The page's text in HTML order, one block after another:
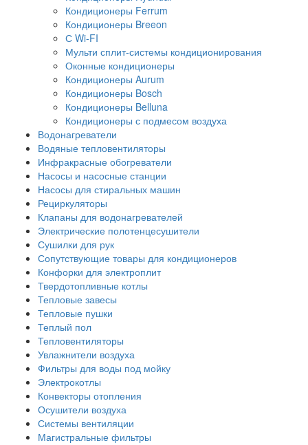
Кондиционеры Ferrum
Кондиционеры Breeon
С Wi-FI
Мульти сплит-системы кондиционирования
Оконные кондиционеры
Кондиционеры Aurum
Кондиционеры Bosch
Кондиционеры Belluna
Кондиционеры с подмесом воздуха
Водонагреватели
Водяные тепловентиляторы
Инфракрасные обогреватели
Насосы и насосные станции
Насосы для стиральных машин
Рециркуляторы
Клапаны для водонагревателей
Электрические полотенцесушители
Сушилки для рук
Сопутствующие товары для кондиционеров
Конфорки для электроплит
Твердотопливные котлы
Тепловые завесы
Тепловые пушки
Теплый пол
Тепловентиляторы
Увлажнители воздуха
Фильтры для воды под мойку
Электрокотлы
Конвекторы отопления
Осушители воздуха
Системы вентиляции
Магистральные фильтры